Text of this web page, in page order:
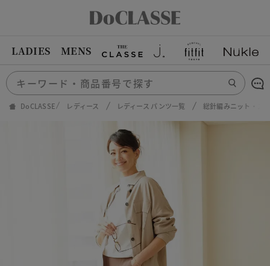
LADIES MENS
DoCLASSE レディース レディース パンツ一覧 総針編みニット・ス